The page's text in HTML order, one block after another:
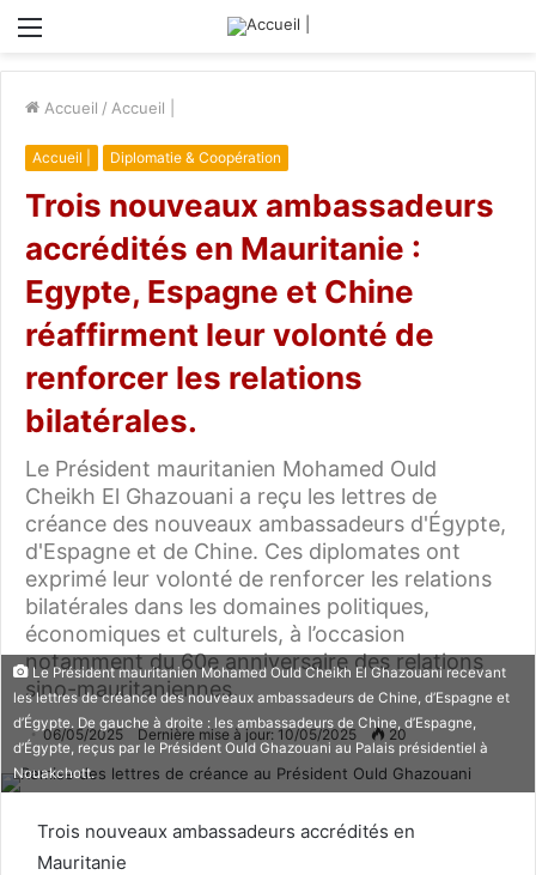
Menu
Accueil / Accueil |
Accueil | Diplomatie & Coopération
Trois nouveaux ambassadeurs
accrédités en Mauritanie :
Egypte, Espagne et Chine
réaffirment leur volonté de
renforcer les relations
bilatérales.
Le Président mauritanien Mohamed Ould
Cheikh El Ghazouani a reçu les lettres de
créance des nouveaux ambassadeurs d'Égypte,
d'Espagne et de Chine. Ces diplomates ont
exprimé leur volonté de renforcer les relations
bilatérales dans les domaines politiques,
économiques et culturels, à l’occasion
notamment du 60e anniversaire des relations
sino-mauritaniennes.
06/05/2025 Dernière mise à jour: 10/05/2025 20
Le Président mauritanien Mohamed Ould Cheikh El Ghazouani recevant
les lettres de créance des nouveaux ambassadeurs de Chine, d’Espagne et
d’Égypte. De gauche à droite : les ambassadeurs de Chine, d’Espagne,
d’Égypte, reçus par le Président Ould Ghazouani au Palais présidentiel à
Nouakchott.
Trois nouveaux ambassadeurs accrédités en
Mauritanie